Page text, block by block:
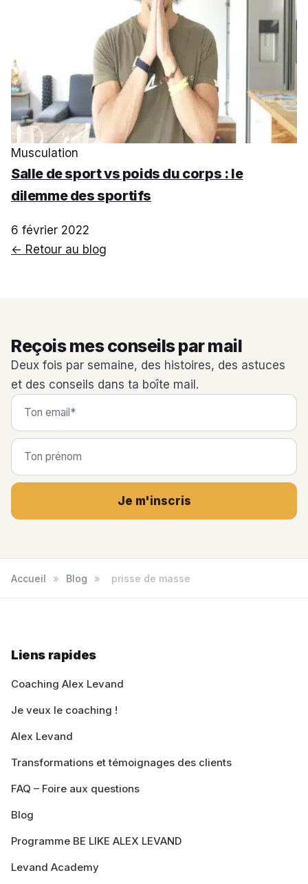
Musculation
Salle de sport vs poids du corps : le
dilemme des sportifs
6 février 2022
← Retour au blog
Reçois mes conseils par mail
Deux fois par semaine, des histoires, des astuces
et des conseils dans ta boîte mail.
Je m'inscris
Accueil » Blog » prisse de masse
Liens rapides
Coaching Alex Levand
Je veux le coaching !
Alex Levand
Transformations et témoignages des clients
FAQ – Foire aux questions
Blog
Programme BE LIKE ALEX LEVAND
Levand Academy